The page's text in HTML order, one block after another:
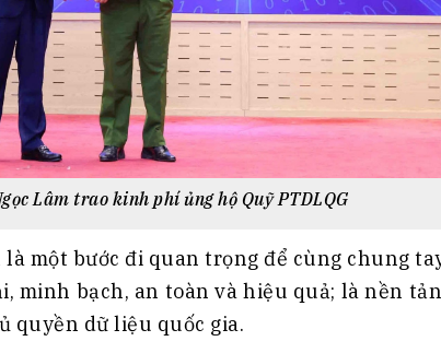
Lâm trao kinh phí ủng hộ Quỹ PTDLQG
một bước đi quan trọng để cùng chung
minh bạch, an toàn và hiệu quả; là nền
quyền dữ liệu quốc gia.